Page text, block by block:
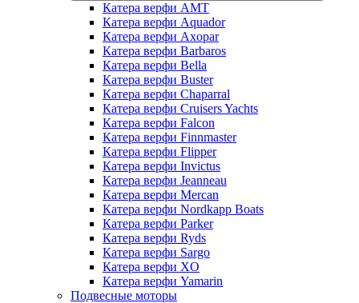
Катера верфи AMT
Катера верфи Aquador
Катера верфи Axopar
Катера верфи Barbaros
Катера верфи Bella
Катера верфи Buster
Катера верфи Chaparral
Катера верфи Cruisers Yachts
Катера верфи Falcon
Катера верфи Finnmaster
Катера верфи Flipper
Катера верфи Invictus
Катера верфи Jeanneau
Катера верфи Mercan
Катера верфи Nordkapp Boats
Катера верфи Parker
Катера верфи Ryds
Катера верфи Sargo
Катера верфи XO
Катера верфи Yamarin
Подвесные моторы